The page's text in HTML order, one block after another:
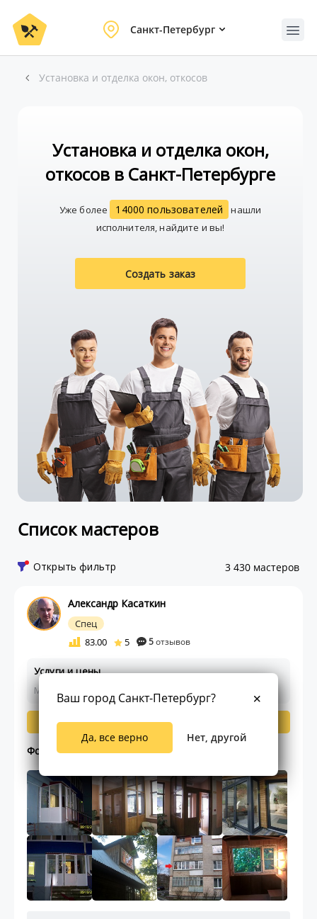
Санкт-Петербург
Установка и отделка окон, откосов
Установка и отделка окон,
откосов в Санкт-Петербурге
Уже более 14000 пользователей
нашли
исполнителя, найдите и вы!
Создать заказ
Список мастеров
Открыть фильтр 3 430 мастеров
Александр Касаткин
Спец
83.00
5 5отзывов
Услуги и цены
Мастер ещё не указал цены на работы
Написать мастеру
Фото работ мастера (138)
Ваш город Санкт-Петербург?
Да, все верно Нет, другой